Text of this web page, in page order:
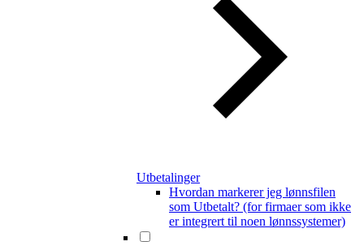
Utbetalinger
Hvordan markerer jeg lønnsfilen
som Utbetalt? (for firmaer som ikke
er integrert til noen lønnssystemer)